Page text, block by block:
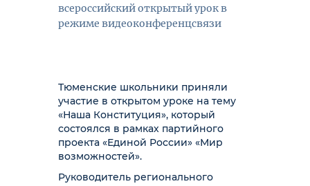
всероссийский открытый урок в
режиме видеоконференцсвязи
Тюменские школьники приняли
участие в открытом уроке на тему
«Наша Конституция», который
состоялся в рамках партийного
проекта «Единой России» «Мир
возможностей».
Руководитель регионального